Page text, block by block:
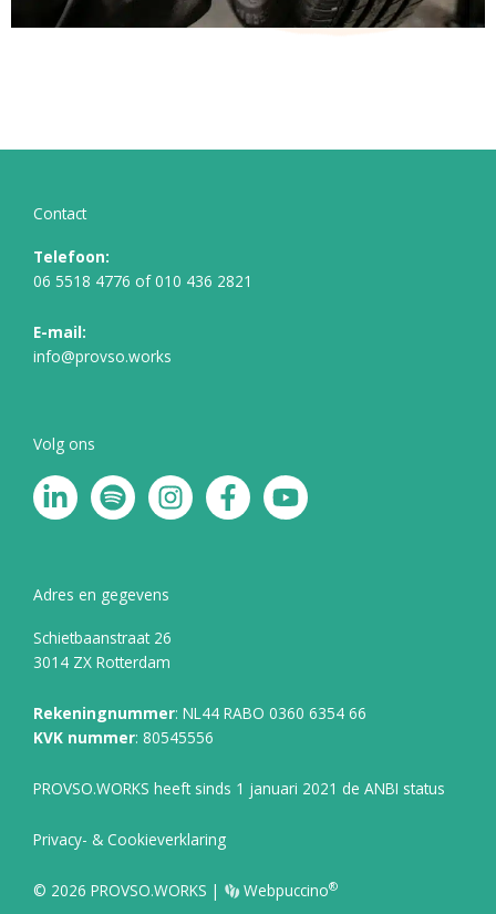
Contact
Telefoon:
06 5518 4776 of010 436 2821
E-mail:
info@provso.works
Volg ons
L
i
e
i
n
-
i
n
S
p
i
y
I
n
r
a
m
F
a
-
f
Y
o
Adres en gegevens
Schietbaanstraat 26
3014 ZX Rotterdam
Rekeningnummer: NL44 RABO 0360 6354 66
KVK nummer: 80545556
PROVSO.WORKS heeft sinds 1 januari 2021 de ANBI status
Privacy- & Cookieverklaring
© 2026 PROVSO.WORKS | Webpuccino®